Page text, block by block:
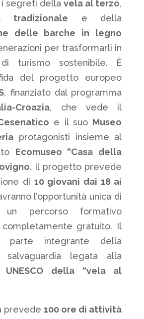
segreti dellavela al terzo,
tradizionale e della
delle barche in legno
per trasformarli in
di turismo sostenibile. È
del progetto europeo
, finanziato dal programma
Croazia, che vede il
e il suo Museo
protagonisti insieme al
Ecomuseo “Casa della
. Il progetto prevede
di 10 giovani dai 18 ai
l’opportunità unica di
percorso formativo
completamente gratuito. Il
parte integrante della
legata alla
UNESCO della “vela al
prevede 100 ore di attività